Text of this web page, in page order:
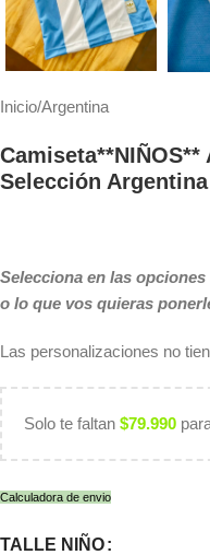
Inicio/Argentina
Selección Argentina
Selecciona en las
o lo que vos quieras
Las personalizaciones no
Solo te faltan $79.990
Calculadora de envio
TALLE NIÑO